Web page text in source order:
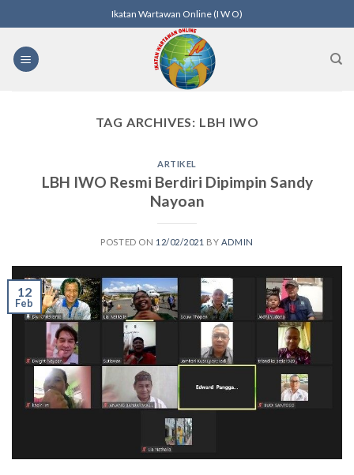
to
content
Ikatan Wartawan Online (I W O)
TAG ARCHIVES: LBH IWO
ARTIKEL
LBH IWO Resmi Berdiri Dipimpin Sandy
Nayoan
POSTED ON 12/02/2021 BY ADMIN
12
Feb